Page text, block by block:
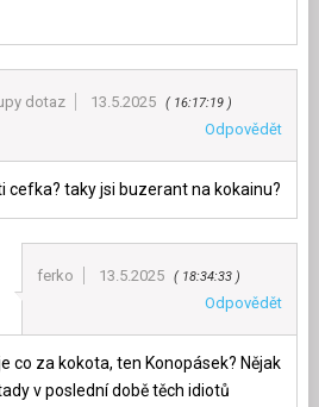
dotaz 13.5.2025 16:17:19
Odpovědět
cefka? taky jsi buzerant na kokainu?
ferko 13.5.2025 18:34:33
Odpovědět
co za kokota, ten Konopásek? Nějak
v poslední době těch idiotů